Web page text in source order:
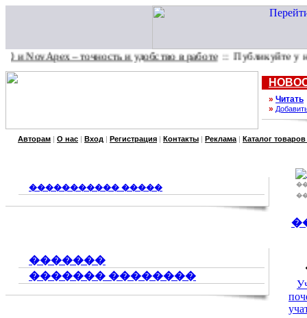
– точность и удобство в работе :: Публикуйте у нас
» Читать
»
Авторам | О нас | Вход | Регистрация | Контакты | Реклама | Каталог товаров
����������� �����
�������
������� ��������